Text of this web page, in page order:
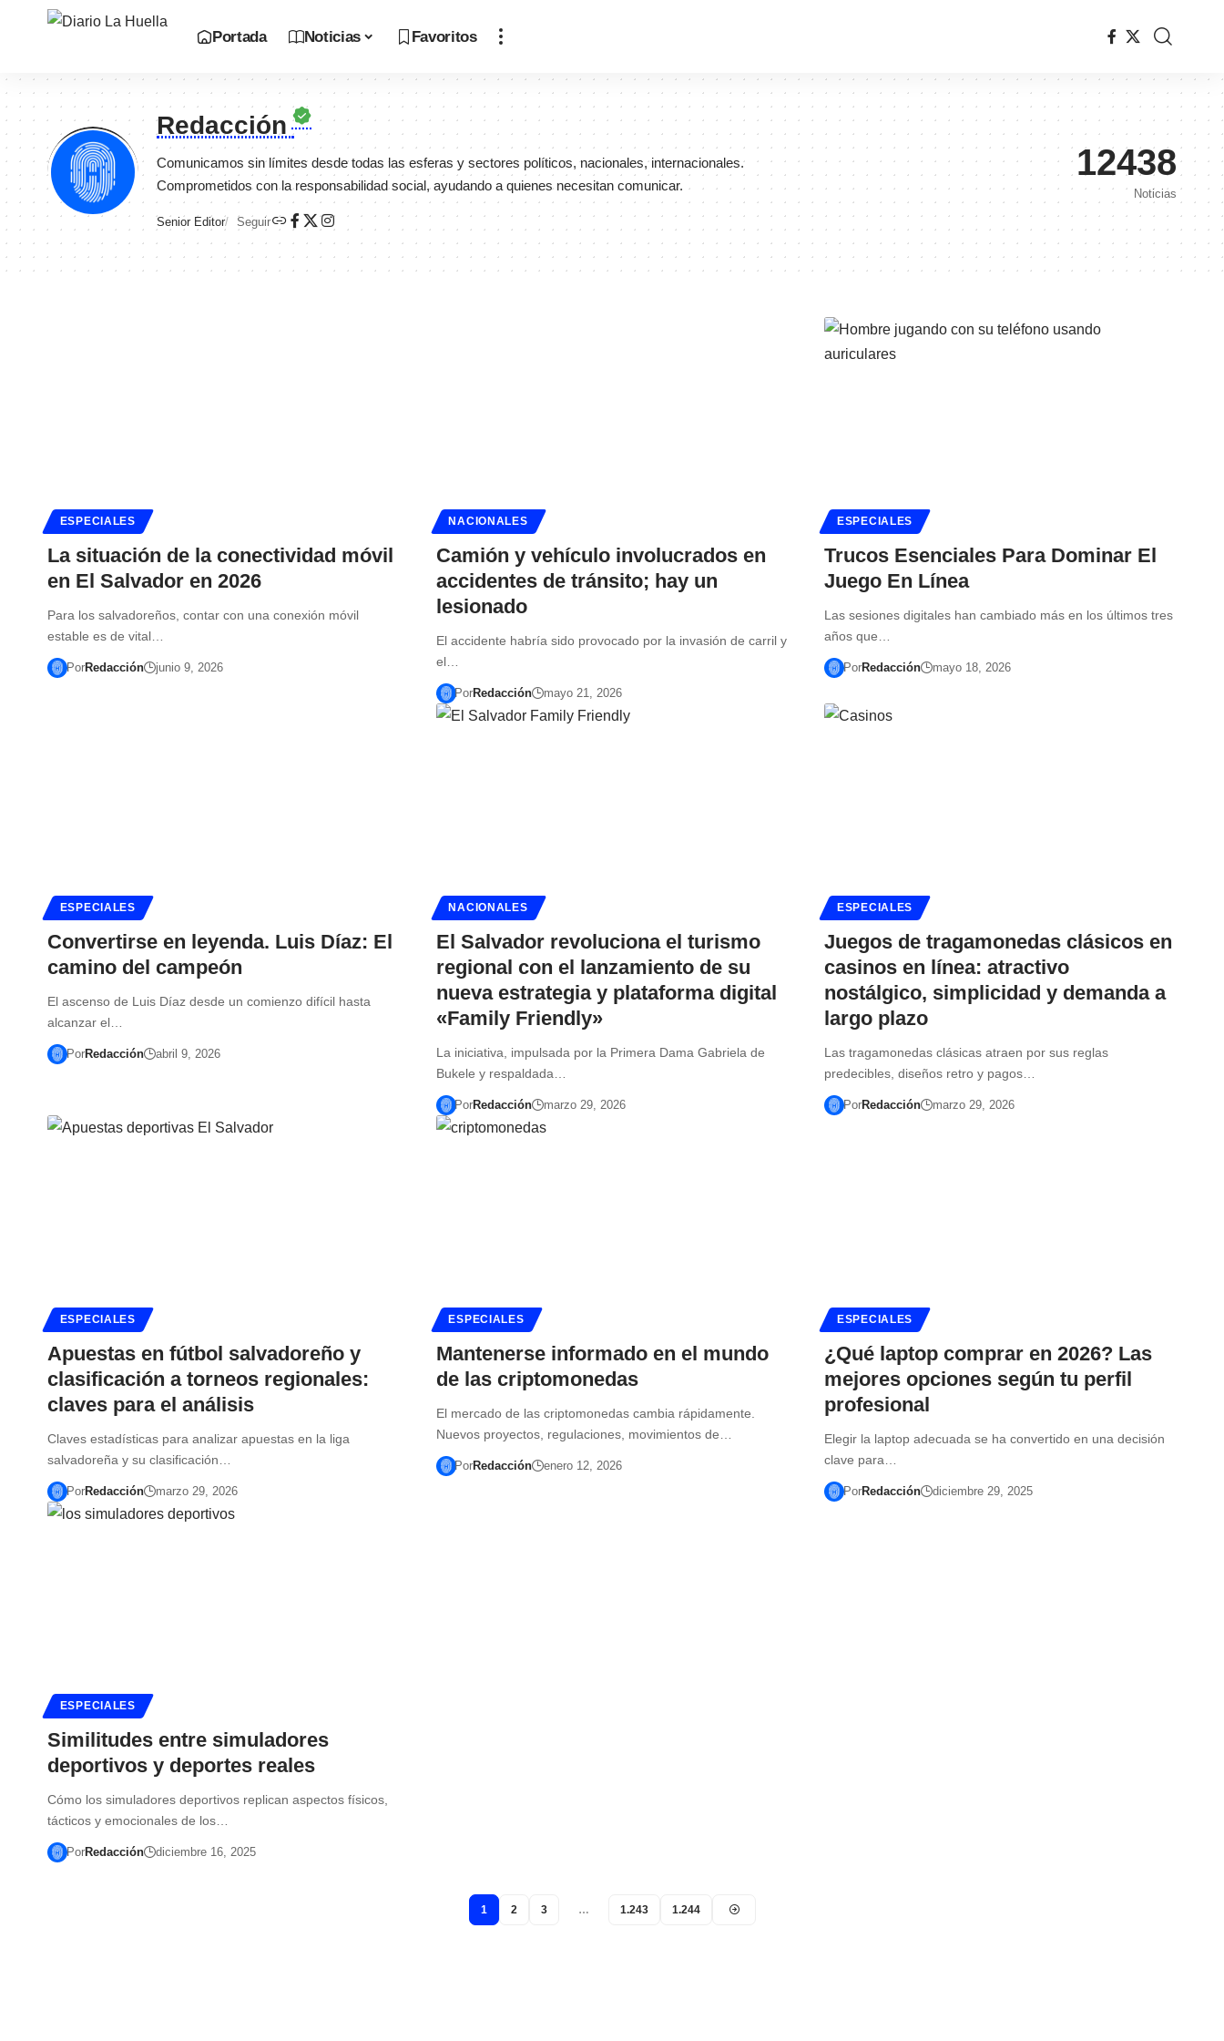
Portada Noticias Favoritos
Redacción
Comunicamos sin límites desde todas las esferas y sectores políticos, nacionales, internacionales.
Comprometidos con la responsabilidad social, ayudando a quienes necesitan comunicar.
Senior Editor Seguir
12438
Noticias
ESPECIALES
La situación de la conectividad móvil
en El Salvador en 2026
Para los salvadoreños, contar con una conexión móvil
estable es de vital…
PorRedacción junio 9, 2026
NACIONALES
Camión y vehículo involucrados en
accidentes de tránsito; hay un
lesionado
El accidente habría sido provocado por la invasión de carril y
el…
PorRedacción mayo 21, 2026
ESPECIALES
Trucos Esenciales Para Dominar El
Juego En Línea
Las sesiones digitales han cambiado más en los últimos tres
años que…
PorRedacción mayo 18, 2026
ESPECIALES
Convertirse en leyenda. Luis Díaz: El
camino del campeón
El ascenso de Luis Díaz desde un comienzo difícil hasta
alcanzar el…
PorRedacción abril 9, 2026
NACIONALES
El Salvador revoluciona el turismo
regional con el lanzamiento de su
nueva estrategia y plataforma digital
«Family Friendly»
La iniciativa, impulsada por la Primera Dama Gabriela de
Bukele y respaldada…
PorRedacción marzo 29, 2026
ESPECIALES
Juegos de tragamonedas clásicos en
casinos en línea: atractivo
nostálgico, simplicidad y demanda a
largo plazo
Las tragamonedas clásicas atraen por sus reglas
predecibles, diseños retro y pagos…
PorRedacción marzo 29, 2026
ESPECIALES
Apuestas en fútbol salvadoreño y
clasificación a torneos regionales:
claves para el análisis
Claves estadísticas para analizar apuestas en la liga
salvadoreña y su clasificación…
PorRedacción marzo 29, 2026
ESPECIALES
Mantenerse informado en el mundo
de las criptomonedas
El mercado de las criptomonedas cambia rápidamente.
Nuevos proyectos, regulaciones, movimientos de…
PorRedacción enero 12, 2026
ESPECIALES
¿Qué laptop comprar en 2026? Las
mejores opciones según tu perfil
profesional
Elegir la laptop adecuada se ha convertido en una decisión
clave para…
PorRedacción diciembre 29, 2025
ESPECIALES
Similitudes entre simuladores
deportivos y deportes reales
Cómo los simuladores deportivos replican aspectos físicos,
tácticos y emocionales de los…
PorRedacción diciembre 16, 2025
1 2 3 … 1.243 1.244